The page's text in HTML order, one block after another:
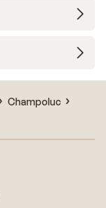
Champoluc